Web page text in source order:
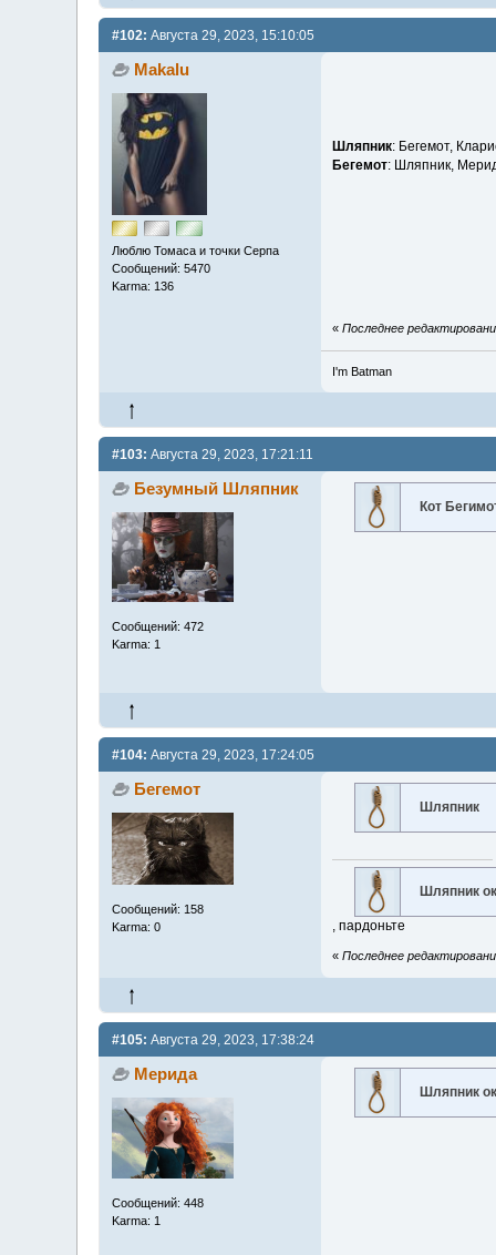
#102: Августа 29, 2023, 15:10:05
Makalu
Люблю Томаса и точки Серпа
Сообщений: 5470
Karma: 136
Шляпник: Бегемот,
Бегемот: Шляпник,
« Последнее
I'm Batman
#103: Августа 29, 2023, 17:21:11
Безумный Шляпник
Сообщений: 472
Karma: 1
Кот
#104: Августа 29, 2023, 17:24:05
Бегемот
Сообщений: 158
Karma: 0
Шляпник
Шляпник
, пардоньте
« Последнее
#105: Августа 29, 2023, 17:38:24
Мерида
Сообщений: 448
Karma: 1
Шляпник